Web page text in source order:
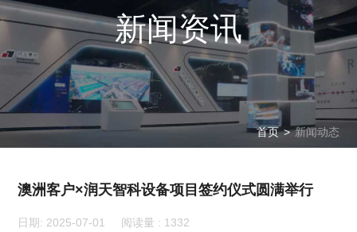
新闻资讯
首页>新闻动态
澳洲客户×润天智科设备项目签约仪式圆满举行
日期: 2025-07-01 阅读量 : 1332